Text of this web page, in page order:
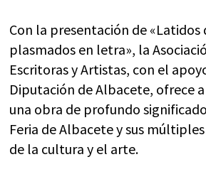
Con la presentación de «Latidos
plasmados en letra», la
Escritoras y Artistas, con el
Diputación de Albacete, ofrece
una obra de profundo
Feria de Albacete y sus
de la cultura y el arte.